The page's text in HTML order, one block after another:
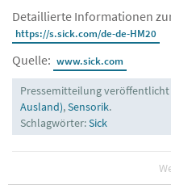
Detaillierte Informationen
https://s.sick.com/de-de-HM20
Quelle: www.sick.com
Pressemitteilung veröffentlicht
Ausland),Sensorik.
Schlagwörter:Sick